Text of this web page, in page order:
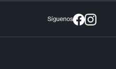
Síguenos